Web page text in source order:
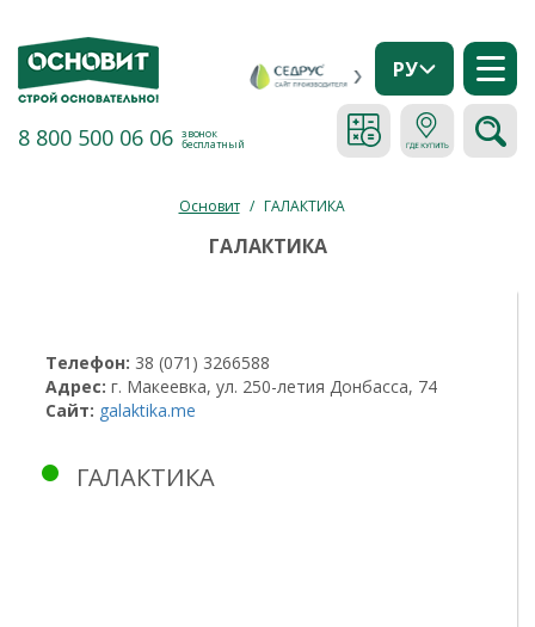
8 800 500 06 06 звонок
бесплатный
РУ
Основит / ГАЛАКТИКА
ГАЛАКТИКА
Телефон: 38 (071) 3266588
Адрес: г. Макеевка, ул. 250-летия Донбасса, 74
Сайт: galaktika.me
ГАЛАКТИКА